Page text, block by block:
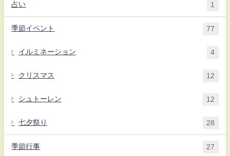
占い 1
季節イベント 77
イルミネーション 4
クリスマス 12
シュトーレン 12
七夕祭り 28
季節行事 27